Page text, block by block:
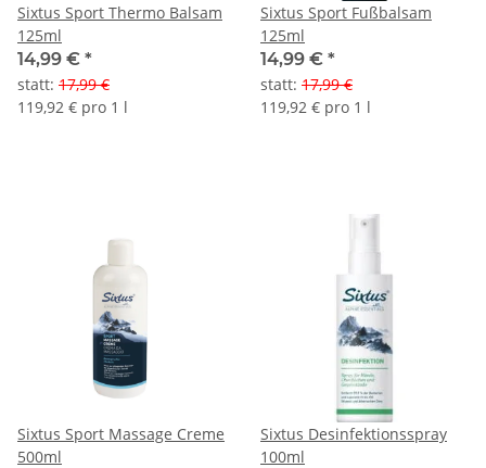
Sixtus Sport Thermo Balsam
125ml
14,99 € *
statt: 17,99 €
119,92 € pro 1 l
Sixtus Sport Fußbalsam
125ml
14,99 € *
statt: 17,99 €
119,92 € pro 1 l
Sixtus Sport Massage Creme
500ml
Sixtus Desinfektionsspray
100ml